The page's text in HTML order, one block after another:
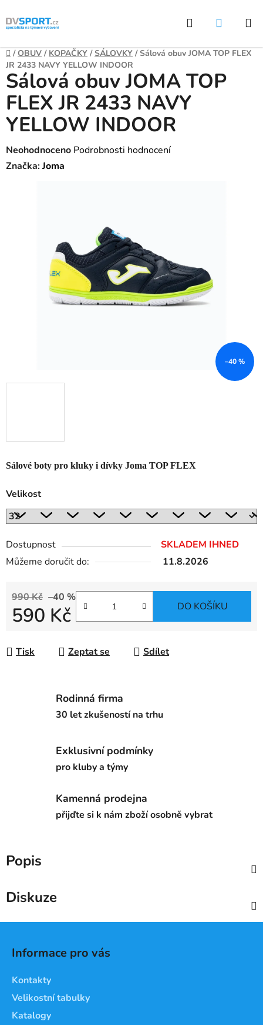
Přejít
na
Hledat
Domů
/ OBUV / KOPAČKY / SÁLOVKY / Sálová obuv JOMA TOP FLEX
JR 2433 NAVY YELLOW INDOOR
Sálové boty pro kluky i dívky Joma TOP FLEX
Velikost
Dostupnost
SKLADEM IHNED
Můžeme doručit do:
11.8.2026
990 Kč –40 %
590 Kč DO KOŠÍKU
Tisk Zeptat se Sdílet
Sálová obuv JOMA TOP
FLEX JR 2433 NAVY
YELLOW INDOOR
Průměrné
hodnocení
hvězdiček.
Neohodnoceno Podrobnosti hodnocení
Značka:Joma
–40 %
Rodinná firma
30 let zkušeností na trhu
Exklusivní podmínky
pro kluby a týmy
Kamenná prodejna
přijďte si k nám zboží osobně vybrat
Popis
Diskuze
Informace pro vás
Kontakty
Velikostní tabulky
Katalogy